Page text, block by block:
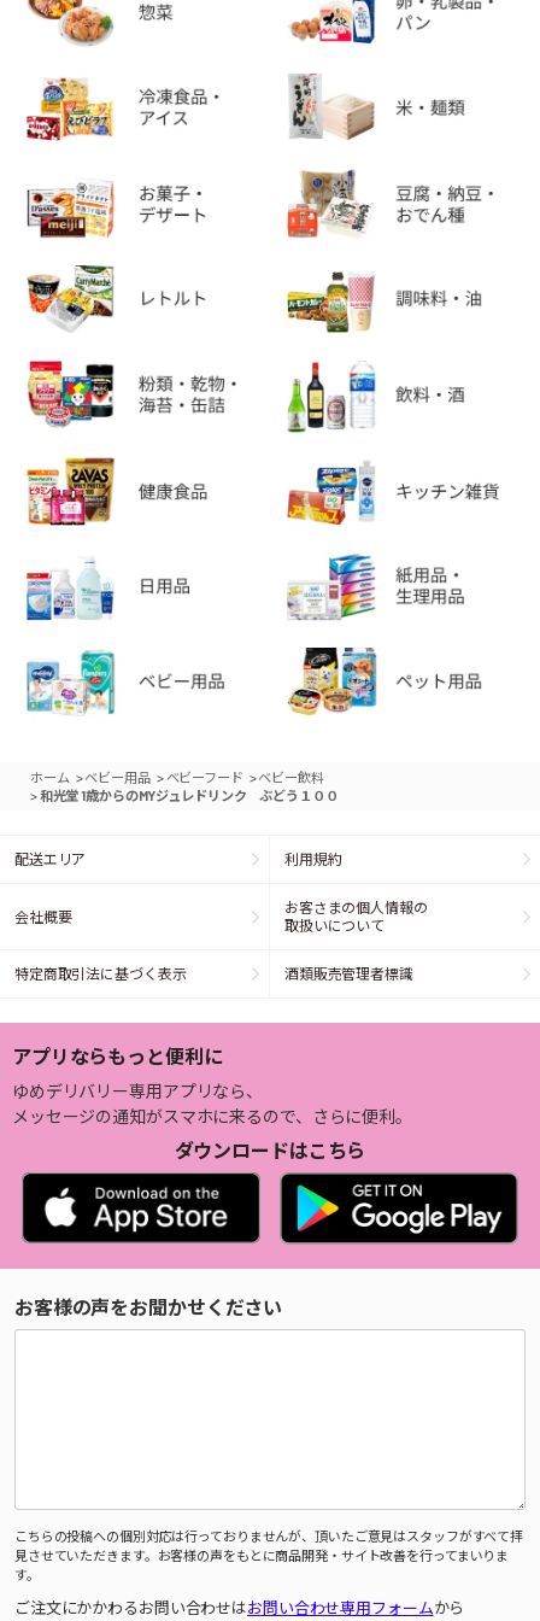
ホーム >ベビー用品 > ベビーフード >ベビー飲料
>和光堂 1歳からのMYジュレドリンク ぶどう１００
配送エリア 利用規約
会社概要
お客さまの個人情報の
取扱いについて
特定商取引法に基づく表示 酒類販売管理者標識
アプリならもっと便利に
ゆめデリバリー専用アプリなら、
メッセージの通知がスマホに来るので、さらに便利。
ダウンロードはこちら
お客様の声をお聞かせください
こちらの投稿への個別対応は行っておりませんが、頂いたご意見はスタッフがすべて拝
見させていただきます。お客様の声をもとに商品開発・サイト改善を行ってまいりま
す。
ご注文にかかわるお問い合わせはお問い合わせ専用フォームから